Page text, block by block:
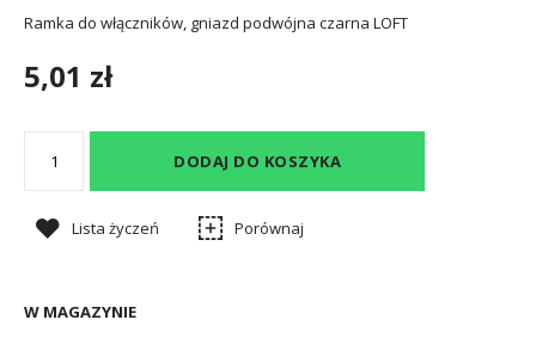
Ramka do włączników, gniazd podwójna czarna LOFT
5,01 zł
DODAJ DO KOSZYKA
Lista życzeń Porównaj
W MAGAZYNIE